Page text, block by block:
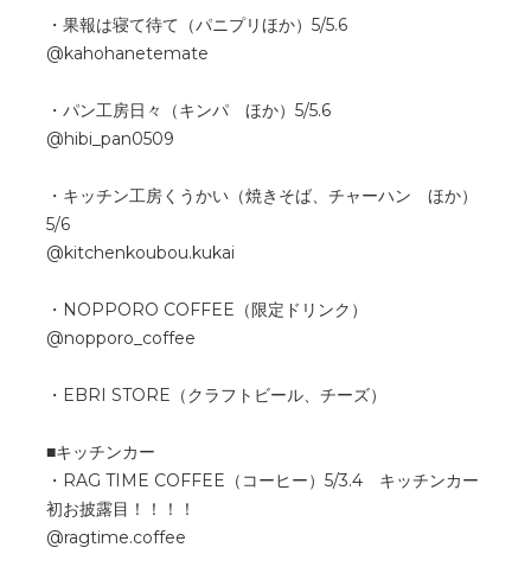
・果報は寝て待て（パニプリほか）5/5.6
@kahohanetemate
・パン工房日々（キンパ ほか）5/5.6
@hibi_pan0509
・キッチン工房くうかい（焼きそば、チャーハン ほか）
5/6
@kitchenkoubou.kukai
・NOPPORO COFFEE（限定ドリンク）
@nopporo_coffee
・EBRI STORE（クラフトビール、チーズ）
■キッチンカー
・RAG TIME COFFEE（コーヒー）5/3.4 キッチンカー
初お披露目！！！！
@ragtime.coffee